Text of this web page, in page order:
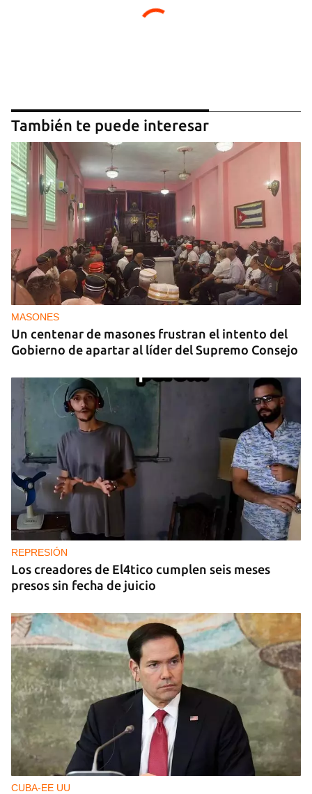
También te puede interesar
MASONES
Un centenar de masones frustran el intento del
Gobierno de apartar al líder del Supremo Consejo
REPRESIÓN
Los creadores de El4tico cumplen seis meses
presos sin fecha de juicio
CUBA-EE UU